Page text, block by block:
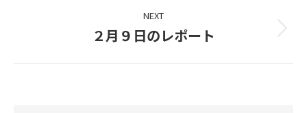
NEXT
Next
２月９日のレポート